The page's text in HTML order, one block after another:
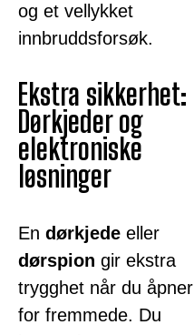
og et vellykket
innbruddsforsøk.
Ekstra sikkerhet:
Dørkjed­er og
elektroniske
løsninger
En dørkjede eller
dørspion gir ekstra
trygghet når du åpner
for fremmede. Du